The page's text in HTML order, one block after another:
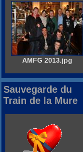
AMFG 2013.jpg
Sauvegarde du
Train de la Mure